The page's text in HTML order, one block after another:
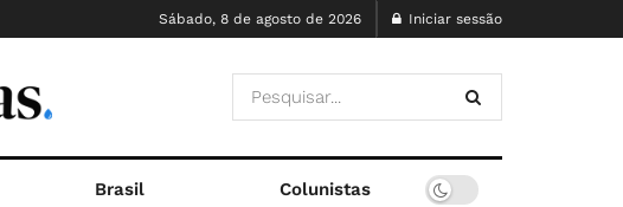
Sábado, 8 de agosto de 2026 Iniciar sessão
Brasil Colunistas